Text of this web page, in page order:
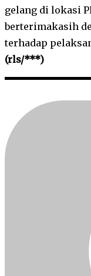
gelang di lokasi
berterimakasih
terhadap
(rls/***)